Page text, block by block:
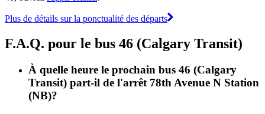
Plus de détails sur la ponctualité des départs
F.A.Q. pour le bus 46 (Calgary Transit)
À quelle heure le prochain bus 46 (Calgary
Transit) part-il de l'arrêt 78th Avenue N Station
(NB)?